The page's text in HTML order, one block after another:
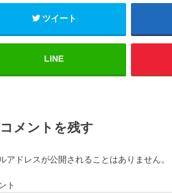
ツイート
LINE
コメントを残す
アドレスが公開されることはありません。
ト